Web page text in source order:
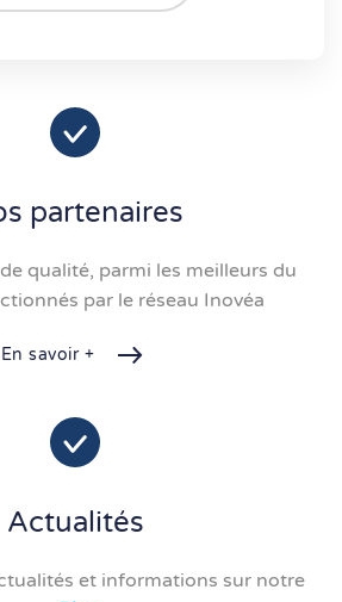
partenaires
qualité, parmi les meilleurs du
par le réseau Inovéa
En savoir +
Actualités
et informations sur notre